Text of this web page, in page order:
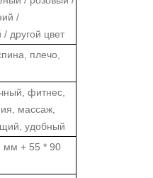
/
другой цвет
плечо,
фитнес,
массаж,
удобный
мм + 55 * 90